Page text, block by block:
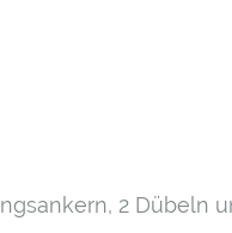
2 Dübeln